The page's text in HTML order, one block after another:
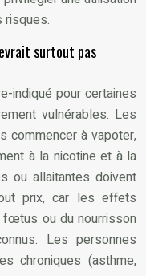
risques.
surtout pas
indiqué pour certaines
vulnérables. Les
commencer à vapoter,
à la nicotine et à la
ou allaitantes doivent
prix, car les effets
ou du nourrisson
Les personnes
chroniques (asthme,